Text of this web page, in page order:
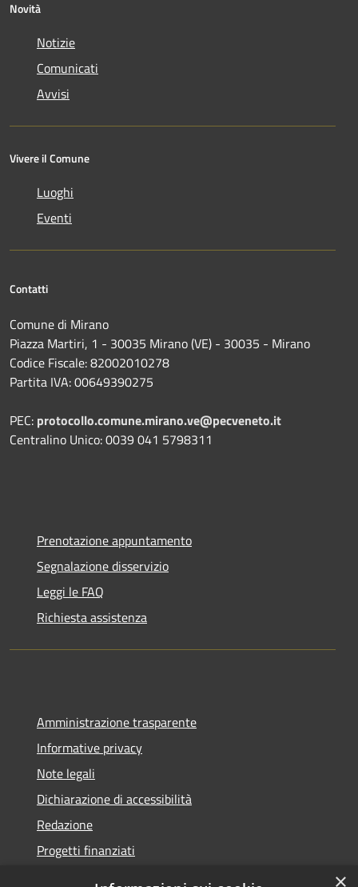
Novità
Notizie
Comunicati
Avvisi
Vivere il Comune
Luoghi
Eventi
Contatti
Comune di Mirano
Piazza Martiri, 1 - 30035 Mirano (VE) - 30035 - Mirano
Codice Fiscale: 82002010278
Partita IVA: 00649390275
PEC: protocollo.comune.mirano.ve@pecveneto.it
Centralino Unico: 0039 041 5798311
Prenotazione appuntamento
Segnalazione disservizio
Leggi le FAQ
Richiesta assistenza
Amministrazione trasparente
Informative privacy
Note legali
Dichiarazione di accessibilità
Redazione
Progetti finanziati
×